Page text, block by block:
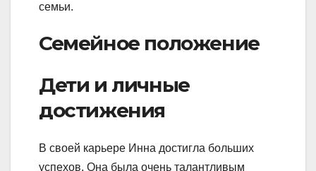
семьи.
Семейное положение
Дети и личные
достижения
В своей карьере Инна достигла больших
успехов. Она была очень талантливым